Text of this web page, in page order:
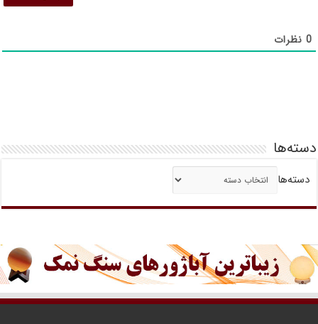
0 نظرات
دسته‌ها
دسته‌ها